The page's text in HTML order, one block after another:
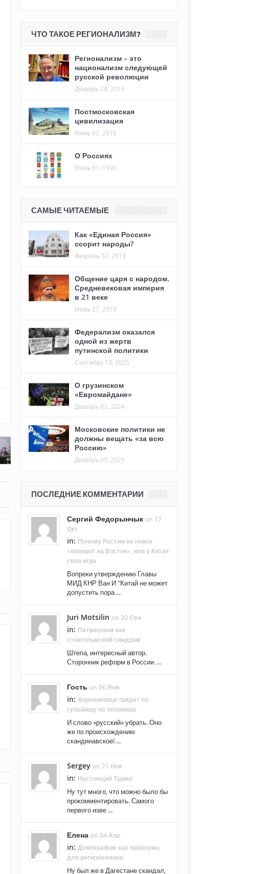
ЧТО ТАКОЕ РЕГИОНАЛИЗМ?
Регионализм – это
национализм следующей
русской революции
Декабрь 28, 2016
Постмосковская
цивилизация
Июнь 02, 2016
О Россиях
Июль 01, 1990
САМЫЕ ЧИТАЕМЫЕ
Как «Единая Россия»
ссорит народы?
Февраль 02, 2019
Общение царя с народом.
Средневековая империя
в 21 веке
Июнь 27, 2019
Федерализм оказался
одной из жертв
путинской политики
Сентябрь 10, 2025
О грузинском
«Евромайдане»
Декабрь 02, 2024
Московские политики не
должны вещать «за всю
Россию»
Декабрь 05, 2025
ПОСЛЕДНИЕ КОММЕНТАРИИ
Сергий Федорынчык on 17
Окт
in: Почему России не помог
«поворот на Восток», или у Китая
своя игра
Вопреки утверждению Главы
МИД КНР Ван И "Китай не может
допустить пора ...
Juri Motsilin on 20 Сен
in: Патриотизм как
стокгольмский синдром
Штепа, интересный автор.
Сторонник реформ в России. ...
Гость on 06 Янв
in: Хорошилище грядет по
гульбищу на позорище
И слово «русский» убрать. Оно
же по происхождению
скандинавское! ...
Sergey on 21 Ноя
in: Настоящий Трамп
Ну тут много, что можно было бы
прокомментировать. Самого
первого изве ...
Елена on 04 Апр
in: Демография как проблема
для регионализма
Ну был же в Дагестане скандал,